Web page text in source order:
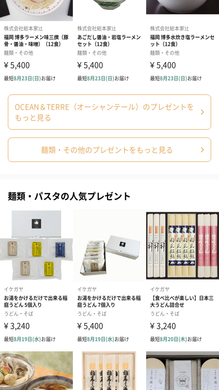
塩／酒精、かんすい、着色料（クチナシ）、（一部に
小麦を含む）
【函館塩らーめんつゆ】豚脂（国内製造）、食塩、玉
ねぎペースト、ポークスープ、チキンガラスープ、砂
糖、でん粉、ごま油、なたね油、香辛料、たん白加水
分解物、トマトパウダー、酵母エキス、にんにくペー
スト、ビーフ風味調味料／調味料（アミノ酸等）、酒
豆・鶏肉・豚肉・りんごを含む）
脂、食塩、砂糖、たん白加水分解物、香辛料、ポーク
スープ、小麦粉、にんにくペースト、ポークエキス、
ャン／調味料（アミノ酸等）、着色料（カラメル）、
香辛料抽出物、（一部に小麦・牛肉・ごま・大豆・鶏
肉・豚肉を含む）
【博多とんこつらーめんつゆ】ポークエキス（国内製
料、（一部に小麦・ごま・大豆・豚肉を含む）
温・冷凍・冷
内容量／数量
函館らーめん半生麺(ちぢれ麺)100g×3､札幌らーめん
半生麺(中太麺)100g×3､博多らーめん半生麺(細
麺)100g×3､函館塩らーめんつゆ×3､札幌みそらーめ
んつゆ×3､博多とんこつらーめんつゆ×3
OCEAN＆TERRE（オーシャンテール）のプレゼントを
もっと見る
麺類・その他のプレゼントをもっと見る
麺類・パスタの人気プレゼント